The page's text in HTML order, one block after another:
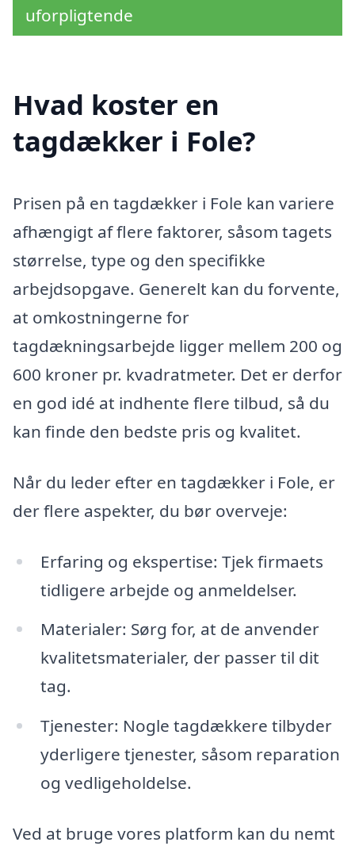
uforpligtende
Hvad koster en
tagdækker i Fole?
Prisen på en tagdækker i Fole kan variere
afhængigt af flere faktorer, såsom tagets
størrelse, type og den specifikke
arbejdsopgave. Generelt kan du forvente,
at omkostningerne for
tagdækningsarbejde ligger mellem 200 og
600 kroner pr. kvadratmeter. Det er derfor
en god idé at indhente flere tilbud, så du
kan finde den bedste pris og kvalitet.
Når du leder efter en tagdækker i Fole, er
der flere aspekter, du bør overveje:
Erfaring og ekspertise: Tjek firmaets
tidligere arbejde og anmeldelser.
Materialer: Sørg for, at de anvender
kvalitetsmaterialer, der passer til dit
tag.
Tjenester: Nogle tagdækkere tilbyder
yderligere tjenester, såsom reparation
og vedligeholdelse.
Ved at bruge vores platform kan du nemt